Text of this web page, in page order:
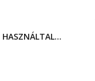
HASZNÁLTALMA